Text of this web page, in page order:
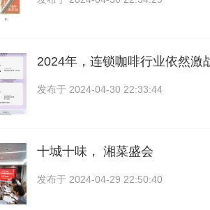
2024年，连锁咖啡行业依然激
发布于 2024-04-30 22:33:44
十城十味， 湘菜盛会
发布于 2024-04-29 22:50:40